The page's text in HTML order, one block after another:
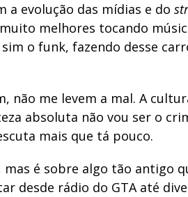
a evolução das mídias e do
melhores tocando
sim o funk, fazendo desse
não me levem a mal. A
absoluta não vou ser o
mais que tá pouco.
mas é sobre algo tão antigo
desde rádio do GTA até